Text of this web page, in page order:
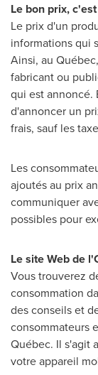
Le bon prix,
Le prix d'un
informations qui
Ainsi, au
fabricant ou
qui est annoncé.
d'annoncer un
frais, sauf les
Les
ajoutés au prix
communiquer
possibles pour
Le site Web de
Vous trouverez
consommation
des conseils et
consommateurs
Québec. Il s'agit
votre appareil